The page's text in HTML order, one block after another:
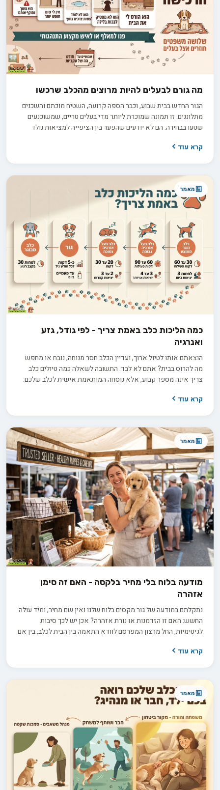
מה גורם לבעלים להיות מרוצים מהכלב שרכשו
הגור החדש בבית שבוע, וכבר הספה קרועה, השטיח מוכתם והשכנים
מתלוננים. זו תמונה שמוכרת ליותר מדי בעלים טריים, שמשוכנעים
שטעו בבחירה. הם לא יודעים שהפער בין הציפייה למציאות נולד
הן ששביעות רצון ארוכת טווח היא תוצאה של החלטות נכונות
קרא עוד
מאמר
כמה הליכות כלב באמת צריך - לפי גודל, גזע
ואנרגיה
הוצאתם אותו לטיול ארוך, ועדיין הכלב חסר מנוחה, נובח או מחפש
מה להרוס בבית? אתם לא לבד. התשובה לשאלה כמה טיולים כלב
צריך אינה מספר קבוע, אלא נוסחה המותאמת אישית לכלב שלכם:
הפיזית. אז איך מחשבים את נוסחת הטיולים המדויקת לכלב שלכם,
קרא עוד
מאמר
מודעה בלוח בלי מחיר בלקסה - האם זה סימן
אזהרה
נתקלתם במודעה של גור מקסים בלוח שלנו ואין שם מחיר, ומיד עולה
החשש: האם זו הזדמנות או נורת אזהרה? אכן יש לכך סיבות
לגיטימיות, החל מרצון המפרסם לוודא התאמה בין הבית לכלב, בין אם
בפועל השאלה היא לא רק כמה זה עולה, אלא כמה שקיפות
קרא עוד
מאמר